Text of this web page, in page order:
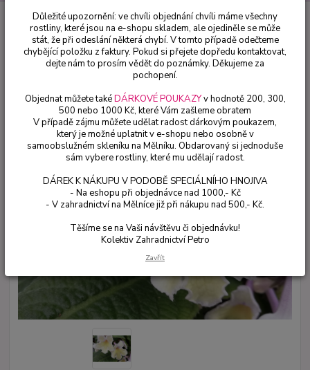
Streptocarpus
Streptocarpus - Tořivka světle žlutá - cena za kus v
3-kusovém balení
Streptocarpus - Tořivka světle
žlutá - cena za kus v 3-kusovém
balení
Důležité upozornění: ve chvíli objednání chvíli máme všechny
rostliny, které jsou na e-shopu skladem, ale ojediněle se může
stát, že při odeslání některá chybí. V tomto případě odečteme
chybějící položku z faktury. Pokud si přejete dopředu kontaktovat,
dejte nám to prosím vědět do poznámky. Děkujeme za
pochopení.
Objednat můžete takéDÁRKOVÉ POUKAZYv hodnotě 200, 300,
500 nebo 1000 Kč, které Vám zašleme obratem
V případě zájmu můžete udělat radost dárkovým poukazem,
který je možné uplatnit v e-shopu nebo osobně v
samoobslužném skleníku na Mělníku. Obdarovaný si jednoduše
sám vybere rostliny, které mu udělají radost.
DÁREK K NÁKUPU V PODOBĚ SPECIÁLNÍHO HNOJIVA
- Na eshopu při objednávce nad 1000,- Kč
- V zahradnictví na Mělníce již při nákupu nad 500,- Kč.
Těšíme se na Vaši návštěvu či objednávku!
Kolektiv Zahradnictví Petro
Zavřít